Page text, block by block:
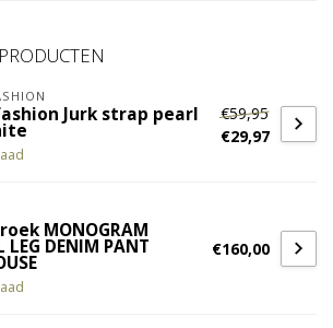
Jurk strap pearl
€59,95
€29,97
MONOGRAM
LEG DENIM PANT €160,00